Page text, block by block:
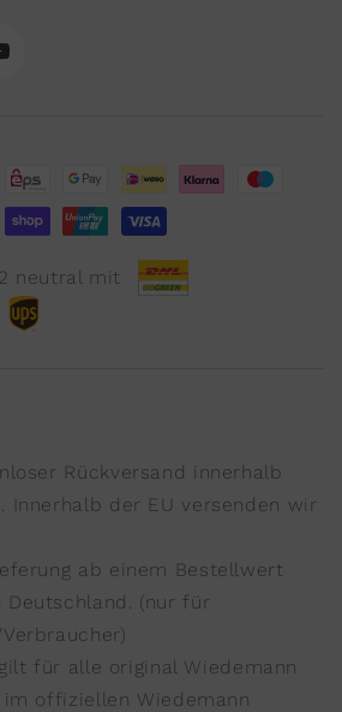
neutral mit
Rückversand innerhalb
Innerhalb der EU versenden wir
ab einem Bestellwert
Deutschland. (nur für
für alle original Wiedemann
im offiziellen Wiedemann